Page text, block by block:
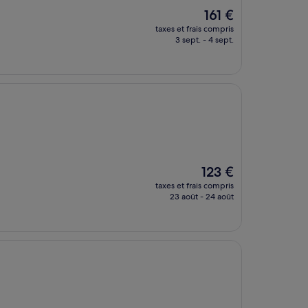
Le
nouveau
prix
161 €
taxes et frais compris
3 sept. - 4 sept.
Le
nouveau
prix
123 €
taxes et frais compris
23 août - 24 août